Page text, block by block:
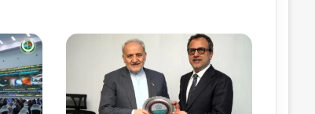
اکتوبر 6, 2024
پی ٹی آئی مظاہرین کے تشدد سے